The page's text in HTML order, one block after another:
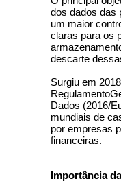
dos dados das
um maior
claras para os
descarte
Surgiu em
Dados (2016/
mundiais de
por empresas
financeiras.
Importância